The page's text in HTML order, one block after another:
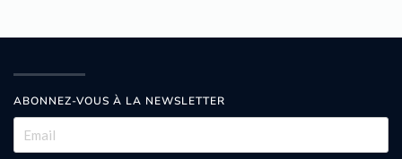
ABONNEZ-VOUS À LA NEWSLETTER